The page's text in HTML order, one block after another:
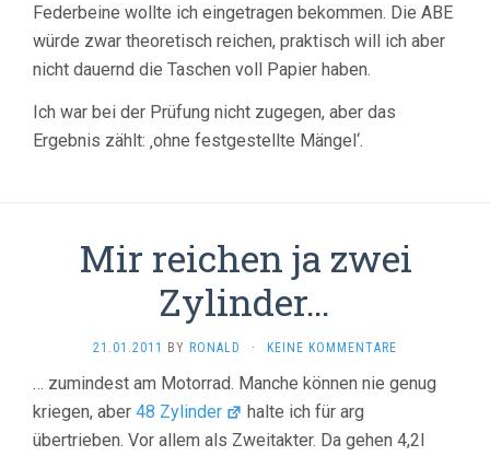
Federbeine wollte ich eingetragen bekommen. Die ABE
würde zwar theoretisch reichen, praktisch will ich aber
nicht dauernd die Taschen voll Papier haben.
Ich war bei der Prüfung nicht zugegen, aber das
Ergebnis zählt: ‚ohne festgestellte Mängel‘.
Mir reichen ja zwei
Zylinder…
21.01.2011 BY RONALD · KEINE KOMMENTARE
… zumindest am Motorrad. Manche können nie genug
kriegen, aber 48 Zylinder
halte ich für arg
übertrieben. Vor allem als Zweitakter. Da gehen 4,2l